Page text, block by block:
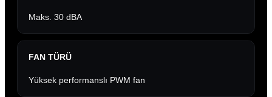
Maks. 30 dBA
FAN TÜRÜ
Yüksek performanslı PWM fan